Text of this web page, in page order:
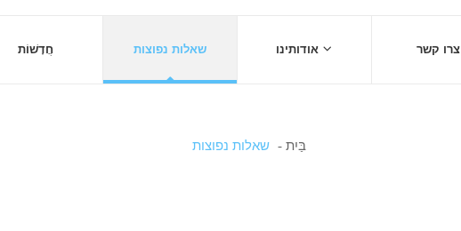
חֲדָשׁוֹת שאלות נפוצות אודותינו צרו קשר
בַּיִת שאלות נפוצות